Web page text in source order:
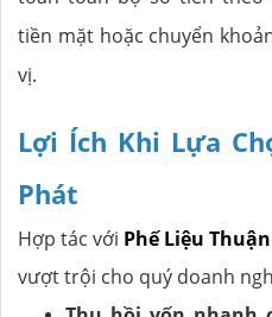
tiền mặt hoặc chuyển
vị.
Lợi Ích Khi Lựa
Phát
Hợp tác với Phế Liệu
vượt trội cho quý doanh